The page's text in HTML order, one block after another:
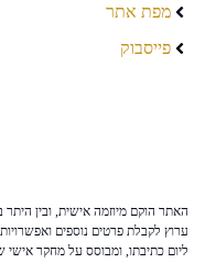
מפת אתר
פייסבוק
האתר הוקם מיוזמה אישית, ובין
ערוץ לקבלת פרטים נוספים
ליום כתיבתו, ומבוסס על מחקר